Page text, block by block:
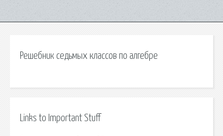
Решебник седьмых классов по алгебре
Links to Important Stuff